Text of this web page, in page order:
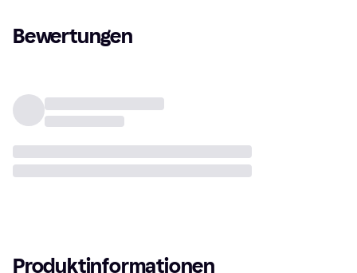
Bewertungen
Produktinformationen